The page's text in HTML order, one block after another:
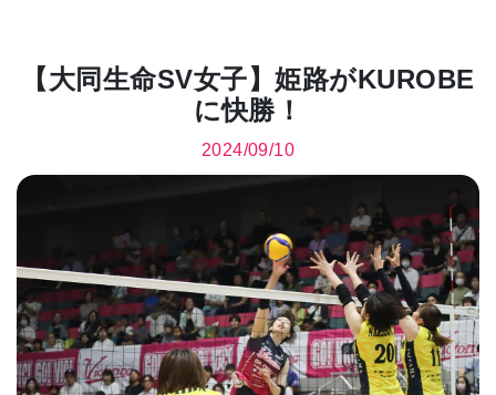
エリア特集
お問合わせ イベント情報募集
【大同生命SV女子】姫路がKUROBE
に快勝！
2024/09/10